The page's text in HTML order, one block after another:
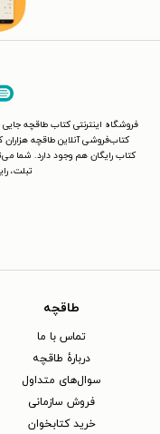
فروشگاه اینترنتی کتاب طاقچه
کتاب‌فروشی آنلاین طاقچه
کتاب رایگان هم وجود دارد. شما
تبلت،
طاقچه
تماس با ما
دربارهٔ طاقچه
سوال‌های متداول
فروش سازمانی
خرید کتابخوان